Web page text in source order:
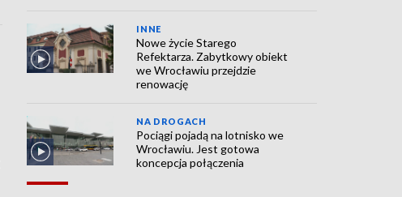
INNE
Nowe życie Starego
Refektarza. Zabytkowy obiekt
we Wrocławiu przejdzie
renowację
NA DROGACH
Pociągi pojadą na lotnisko we
Wrocławiu. Jest gotowa
koncepcja połączenia